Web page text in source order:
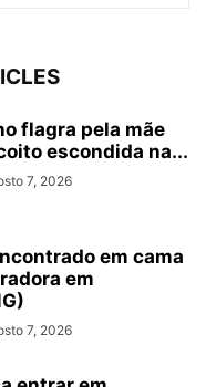
flagra pela mãe
escondida na...
7, 2026
em cama
em
7, 2026